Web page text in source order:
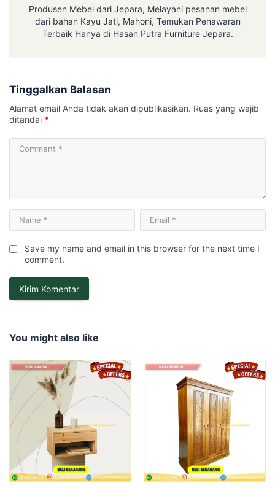
Produsen Mebel dari Jepara, Melayani pesanan mebel
dari bahan Kayu Jati, Mahoni, Temukan Penawaran
Terbaik Hanya di Hasan Putra Furniture Jepara.
Tinggalkan Balasan
Alamat email Anda tidak akan dipublikasikan. Ruas yang wajib
ditandai *
Save my name and email in this browser for the next time I
comment.
You might also like